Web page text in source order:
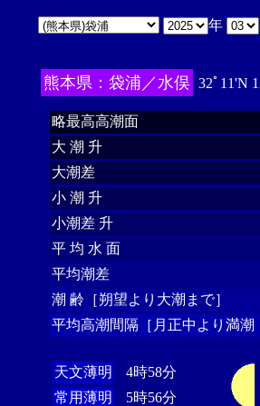
年
熊本県：袋浦／水俣 32ﾟ11'N
略最高高潮面
大 潮 升
大潮差
小 潮 升
小潮差 升
平 均 水 面
平均潮差
潮 齢［朔望より大潮まで］
平均高潮間隔［月正中より満潮
天文薄明
4時58分
常用薄明
5時56分